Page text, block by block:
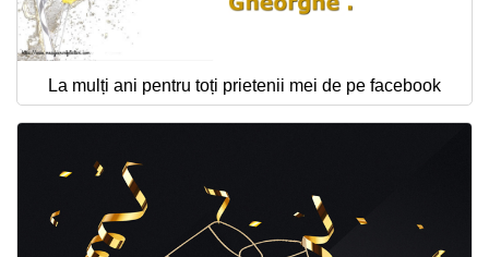
La mulți ani pentru toți prietenii mei de pe facebook